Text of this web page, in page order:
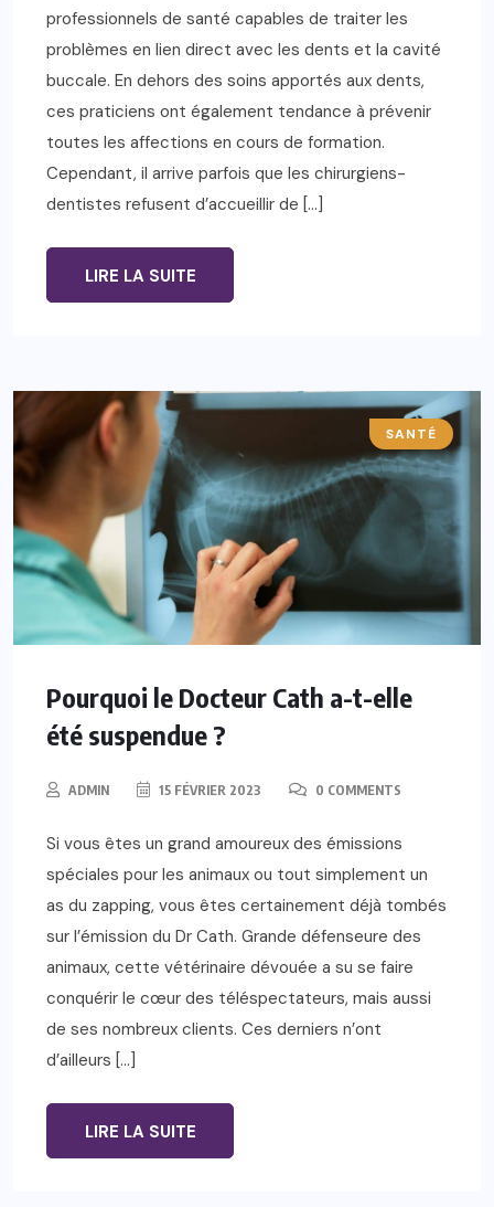
professionnels de santé capables de traiter les
problèmes en lien direct avec les dents et la cavité
buccale. En dehors des soins apportés aux dents,
ces praticiens ont également tendance à prévenir
toutes les affections en cours de formation.
Cependant, il arrive parfois que les chirurgiens-
dentistes refusent d’accueillir de […]
LIRE LA SUITE
SANTÉ
Pourquoi le Docteur Cath a-t-elle
été suspendue ?
ADMIN 15 FÉVRIER 2023 0 COMMENTS
Si vous êtes un grand amoureux des émissions
spéciales pour les animaux ou tout simplement un
as du zapping, vous êtes certainement déjà tombés
sur l’émission du Dr Cath. Grande défenseure des
animaux, cette vétérinaire dévouée a su se faire
conquérir le cœur des téléspectateurs, mais aussi
de ses nombreux clients. Ces derniers n’ont
d’ailleurs […]
LIRE LA SUITE